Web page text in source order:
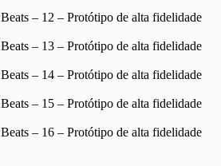
– 12 – Protótipo de alta fidelidade
– 13 – Protótipo de alta fidelidade
– 14 – Protótipo de alta fidelidade
– 15 – Protótipo de alta fidelidade
– 16 – Protótipo de alta fidelidade